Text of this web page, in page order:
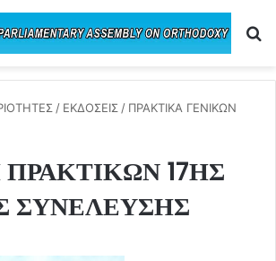
/ ΕΚΔΟΣΕΙΣ / ΠΡΑΚΤΙΚΑ ΓΕΝΙΚΩΝ
17ΗΣ
ΣΥΝΕΛΕΥΣΗΣ